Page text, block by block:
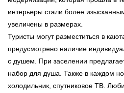
интерьеры стали более
увеличены в размерах.
Туристы могут разместиться в
предусмотрено наличие
с душем. При заселении
набор для душа. Также в каждом
холодильник, спутниковое ТВ.